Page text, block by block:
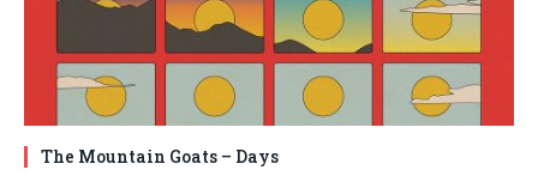
The Mountain Goats – Days